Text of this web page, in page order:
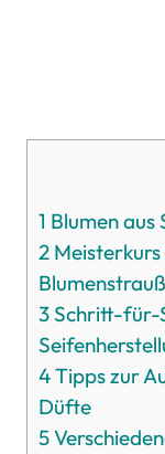
1 Blumen aus
2
3 Schritt-für-
4Tipps zur
Düfte
5